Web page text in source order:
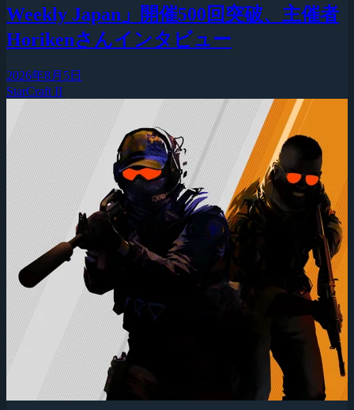
Weekly Japan」開催500回突破、主催者
Horikenさんインタビュー
2026年8月5日
StarCraft II